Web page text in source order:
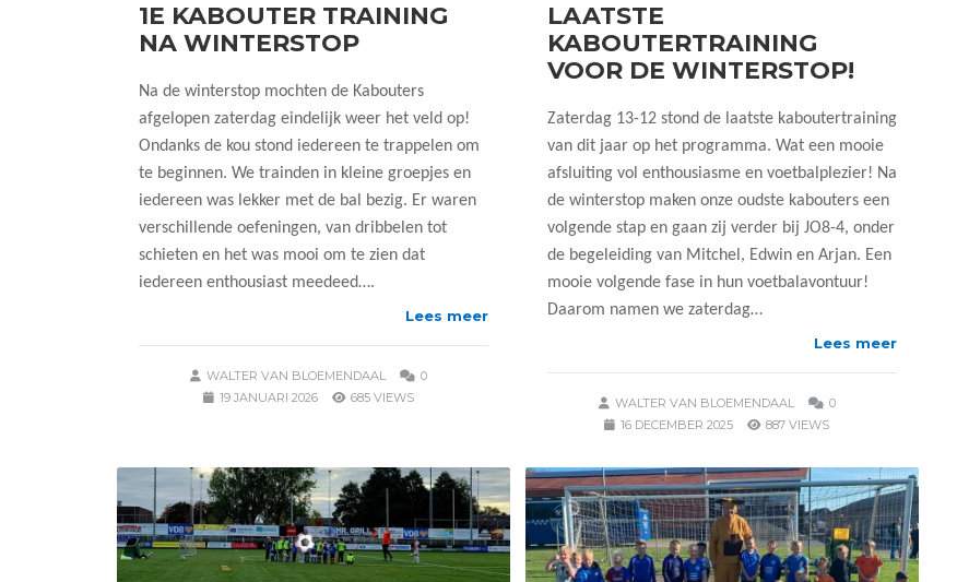
1E KABOUTER TRAINING
NA WINTERSTOP
Na de winterstop mochten de Kabouters
afgelopen zaterdag eindelijk weer het veld op!
Ondanks de kou stond iedereen te trappelen om
te beginnen. We trainden in kleine groepjes en
iedereen was lekker met de bal bezig. Er waren
verschillende oefeningen, van dribbelen tot
schieten en het was mooi om te zien dat
iedereen enthousiast meedeed….
Lees meer
WALTER VAN BLOEMENDAAL
0
19 JANUARI 2026
685 VIEWS
LAATSTE
KABOUTERTRAINING
VOOR DE WINTERSTOP!
Zaterdag 13-12 stond de laatste kaboutertraining
van dit jaar op het programma. Wat een mooie
afsluiting vol enthousiasme en voetbalplezier! Na
de winterstop maken onze oudste kabouters een
volgende stap en gaan zij verder bij JO8-4, onder
de begeleiding van Mitchel, Edwin en Arjan. Een
mooie volgende fase in hun voetbalavontuur!
Daarom namen we zaterdag…
Lees meer
WALTER VAN BLOEMENDAAL
0
16 DECEMBER 2025
887 VIEWS